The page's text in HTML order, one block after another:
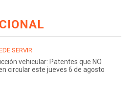
SERVIR
vehicular: Patentes que NO
circular este jueves 6 de agosto